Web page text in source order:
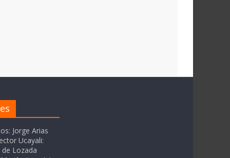
Jorge Arias
Ucayali:
Lozada